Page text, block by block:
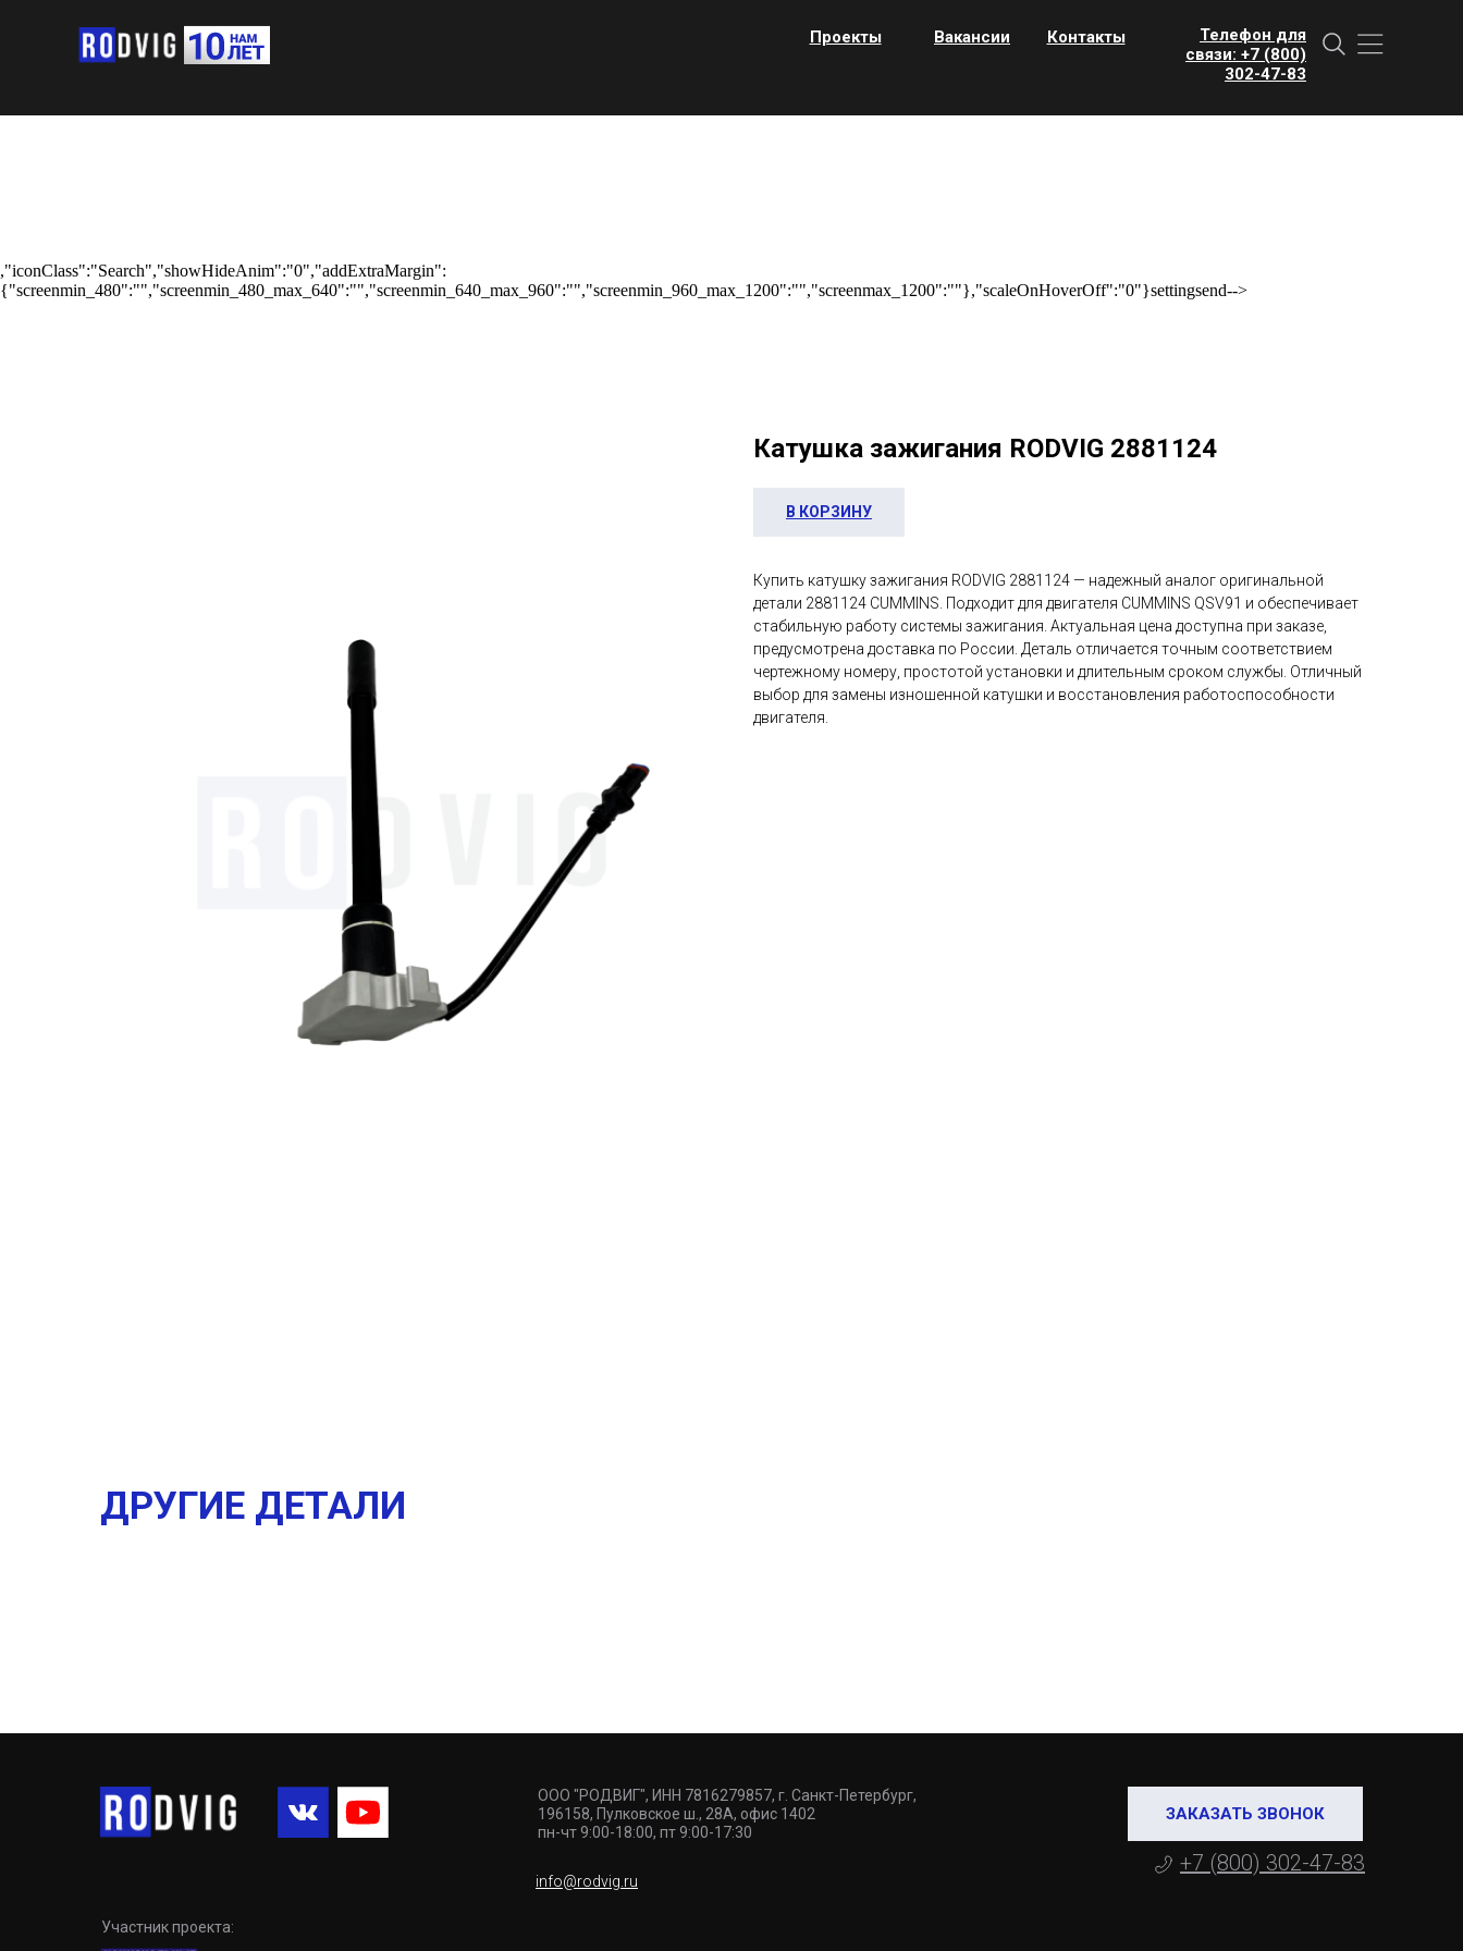
Телефон для
связи: +7 (800)
302-47-83
Вакансии Контакты
Проекты
,"iconClass":"Search","showHideAnim":"0","addExtraMargin":
{"screenmin_480":"","screenmin_480_max_640":"","screenmin_640_max_960":"","screenmin_960_max_1200":"","screenmax_1200":""},"scaleOnHoverOff":"0"}settingsend-->
Катушка зажигания RODVIG 2881124
В КОРЗИНУ
Купить катушку зажигания RODVIG 2881124 — надежный аналог оригинальной
детали 2881124 CUMMINS. Подходит для двигателя CUMMINS QSV91 и обеспечивает
стабильную работу системы зажигания. Актуальная цена доступна при заказе,
предусмотрена доставка по России. Деталь отличается точным соответствием
чертежному номеру, простотой установки и длительным сроком службы. Отличный
выбор для замены изношенной катушки и восстановления работоспособности
двигателя.
ДРУГИЕ ДЕТАЛИ
ЗАКАЗАТЬ ЗВОНОК
ООО "РОДВИГ", ИНН 7816279857, г. Санкт-Петербург,
196158, Пулковское ш., 28А, офис 1402
пн-чт 9:00-18:00, пт 9:00-17:30
Участник проекта:
+7 (800) 302-47-83
info@rodvig.ru